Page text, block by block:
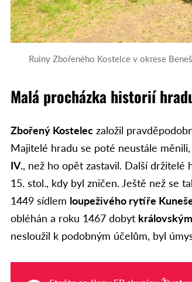
Ruiny Zbořeného Kostelce v okrese
Malá procházka historií
Zbořený Kostelec založil
Majitelé hradu se poté neustále
IV., než ho opět zastavil. Další držitelé
15. stol., kdy byl zničen. Ještě než se
1449 sídlem loupeživého rytíře
obléhán a roku 1467 dobyt
nesloužil k podobným účelům, byl